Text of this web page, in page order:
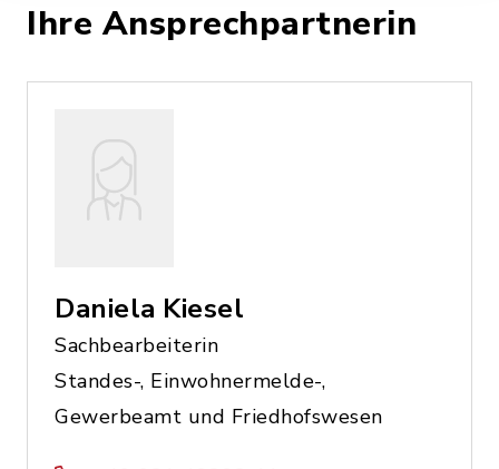
Ihre Ansprechpartnerin
Daniela Kiesel
Sachbearbeiterin
Standes-, Einwohnermelde-,
Gewerbeamt und Friedhofswesen